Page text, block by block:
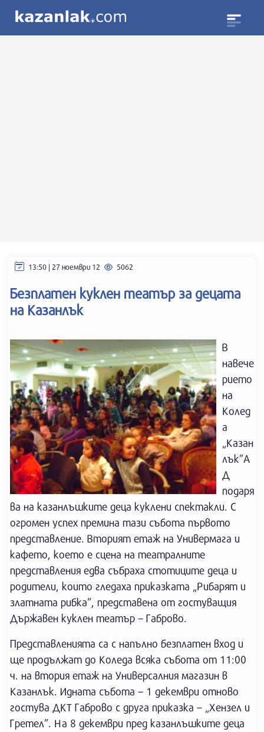
13:50 | 27 ноември 12 5062
Безплатен куклен театър за децата
на Казанлък
В
навече
рието
на
Колед
а
„Казан
лък”А
Д
подаря
ва на казанлъшките деца куклени спектакли. С
огромен успех премина тази събота първото
представление. Вторият етаж на Универмага и
кафето, което е сцена на театралните
представления едва събраха стотиците деца и
родители, които гледаха приказката „Рибарят и
златната рибка”, представена от гостуващия
Държавен куклен театър – Габрово.
Представленията са с напълно безплатен вход и
ще продължат до Коледа всяка събота от 11:00
ч. на втория етаж на Универсалния магазин в
Казанлък. Идната събота – 1 декември отново
гостува ДКТ Габрово с друга приказка – „Хензел и
Гретел”. На 8 декември пред казанлъшките деца